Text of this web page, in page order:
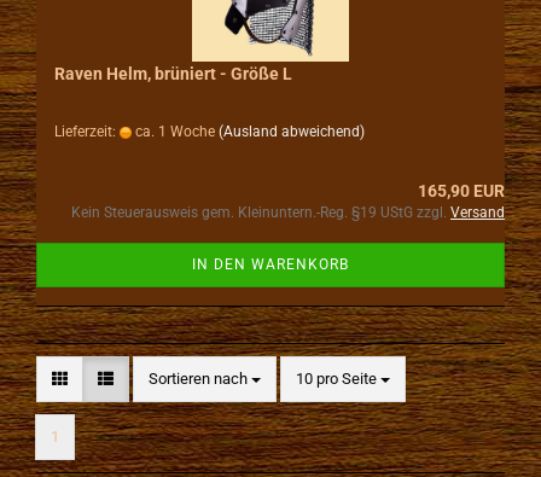
Raven Helm, brüniert - Größe L
Lieferzeit: ca. 1 Woche (Ausland abweichend)
165,90 EUR
Kein Steuerausweis gem. Kleinuntern.-Reg. §19 UStG zzgl. Versand
IN DEN WARENKORB
Sortieren nach
Sortieren nach 10 pro Seite
pro Seite
1